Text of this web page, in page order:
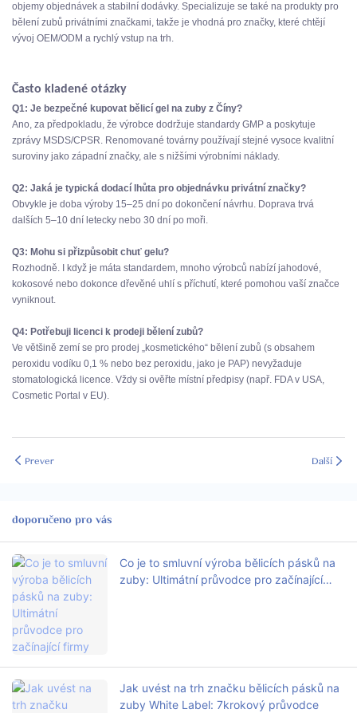
objemy objednávek a stabilní dodávky. Specializuje se také na produkty pro
bělení zubů privátními značkami, takže je vhodná pro značky, které chtějí
vývoj OEM/ODM a rychlý vstup na trh.
Často kladené otázky
Q1: Je bezpečné kupovat bělicí gel na zuby z Číny?
Ano, za předpokladu, že výrobce dodržuje standardy GMP a poskytuje
zprávy MSDS/CPSR. Renomované továrny používají stejné vysoce kvalitní
suroviny jako západní značky, ale s nižšími výrobními náklady.
Q2: Jaká je typická dodací lhůta pro objednávku privátní značky?
Obvykle je doba výroby 15–25 dní po dokončení návrhu. Doprava trvá
dalších 5–10 dní letecky nebo 30 dní po moři.
Q3: Mohu si přizpůsobit chuť gelu?
Rozhodně. I když je máta standardem, mnoho výrobců nabízí jahodové,
kokosové nebo dokonce dřevěné uhlí s příchutí, které pomohou vaší značce
vyniknout.
Q4: Potřebuji licenci k prodeji bělení zubů?
Ve většině zemí se pro prodej „kosmetického“ bělení zubů (s obsahem
peroxidu vodíku 0,1 % nebo bez peroxidu, jako je PAP) nevyžaduje
stomatologická licence. Vždy si ověřte místní předpisy (např. FDA v USA,
Cosmetic Portal v EU).
Prever Další
doporučeno pro vás
Co je to smluvní výroba bělicích pásků na
zuby: Ultimátní průvodce pro začínající
Jak uvést na trh značku bělicích pásků na
zuby White Label: 7krokový průvodce